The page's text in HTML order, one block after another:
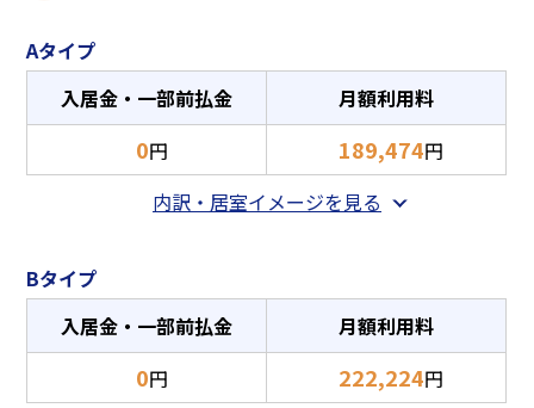
Aタイプ
入居金・一部前払金
月額利用料
0円 189,474円
内訳・居室イメージを見る
Bタイプ
入居金・一部前払金
月額利用料
0円 222,224円